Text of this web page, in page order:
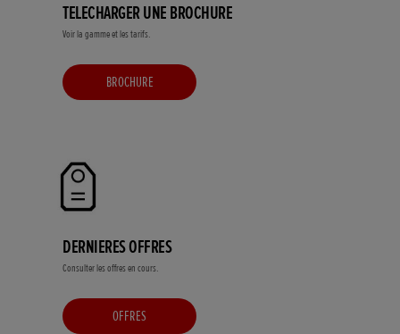
TELECHARGER UNE BROCHURE
Voir la gamme et les tarifs.
BROCHURE
DERNIERES OFFRES
Consulter les offres en cours.
OFFRES